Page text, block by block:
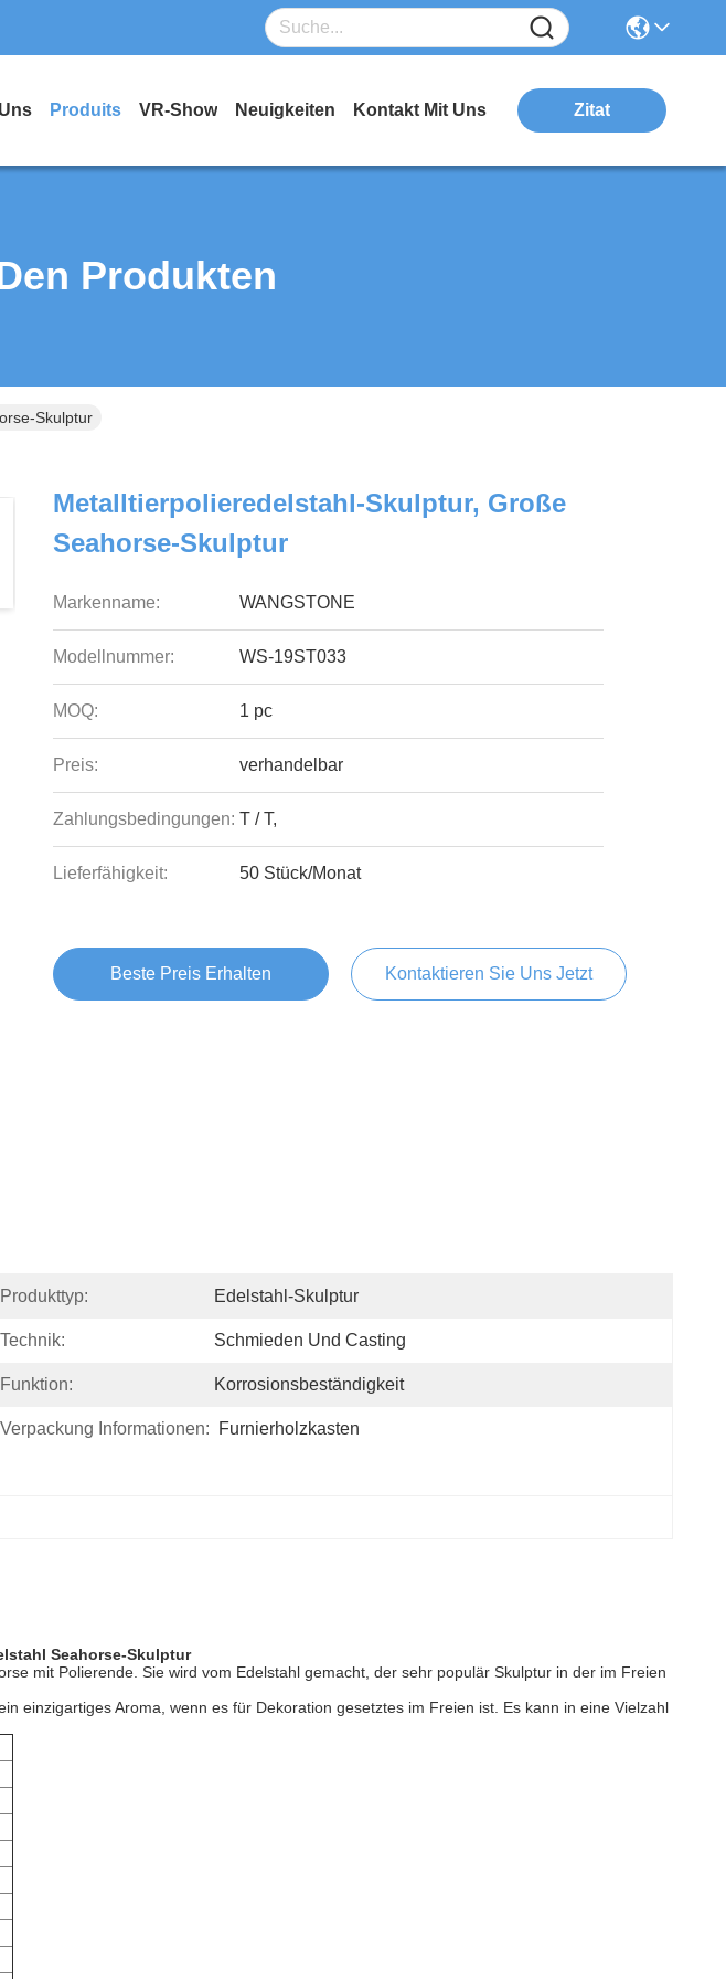
Produits VR-Show Neuigkeiten Kontakt Mit Uns Zitat
Produkten
Skulptur
Metalltierpolieredelstahl-Skulptur, Große
Seahorse-Skulptur
Markenname: WANGSTONE
Modellnummer: WS-19ST033
MOQ: 1 pc
Preis: verhandelbar
Zahlungsbedingungen: T / T,
Lieferfähigkeit: 50 Stück/Monat
Beste Preis Erhalten Kontaktieren Sie Uns Jetzt
Produkttyp: Edelstahl-Skulptur
Technik: Schmieden Und Casting
Funktion: Korrosionsbeständigkeit
Verpackung Informationen: Furnierholzkasten
Seahorse-Skulptur
mit Polierende. Sie wird vom Edelstahl gemacht, der sehr populär Skulptur in der im Freien
einzigartiges Aroma, wenn es für Dekoration gesetztes im Freien ist. Es kann in eine Vielzahl